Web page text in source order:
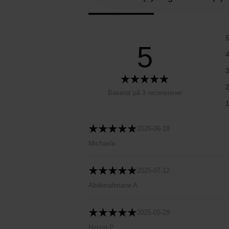
5
Baserat på 3 recensioner
5
4
3
2
1
2026-06-18
Michaela
2025-07-12
Abderrahmane A
2025-05-29
Hanna P